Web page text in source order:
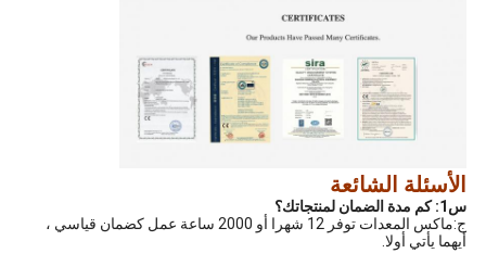
الأسئلة الشائعة
س1: كم مدة الضمان لمنتجاتك؟
ج:ماكس المعدات توفر 12 شهرا أو 2000 ساعة عمل كضمان قياسي ،
أيهما يأتي أولا.